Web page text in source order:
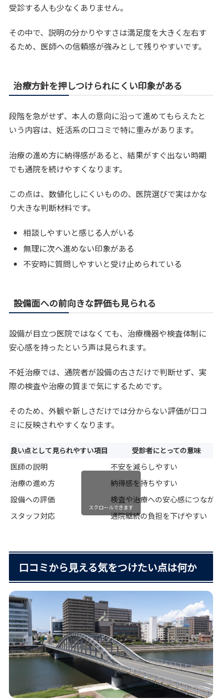
受診する人も少なくありません。
その中で、説明の分かりやすさは満足度を大きく左右す
るため、医師への信頼感が強みとして残りやすいです。
治療方針を押しつけられにくい印象がある
段階を急がせず、本人の意向に沿って進めてもらえたと
いう内容は、妊活系の口コミで特に重みがあります。
治療の進め方に納得感があると、結果がすぐ出ない時期
でも通院を続けやすくなります。
この点は、数値化しにくいものの、医院選びで実はかな
り大きな判断材料です。
相談しやすいと感じる人がいる
無理に次へ進めない印象がある
不安時に質問しやすいと受け止められている
設備面への前向きな評価も見られる
設備が目立つ医院ではなくても、治療機器や検査体制に
安心感を持ったという声は見られます。
不妊治療では、通院者が設備の古さだけで判断せず、実
際の検査や治療の質まで気にするためです。
そのため、外観や新しさだけでは分からない評価が口コ
ミに反映されやすくなります。
良い点として見られやすい項目 受診者にとっての意味
医師の説明
不安を減らしやすい
治療の進め方
納得感を持ちやすい
設備への評価
検査や治療への安心感につながる
スタッフ対応
通院継続の負担を下げやすい
スクロールできます
口コミから見える気をつけたい点は何か